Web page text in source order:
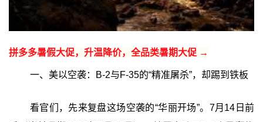
拼多多暑假大促，升温降价，全品类暑期大促 →
一、美以空袭：B-2与F-35的“精准屠杀”，却踢到铁板
看官们，先来复盘这场空袭的“华丽开场”。7月14日前